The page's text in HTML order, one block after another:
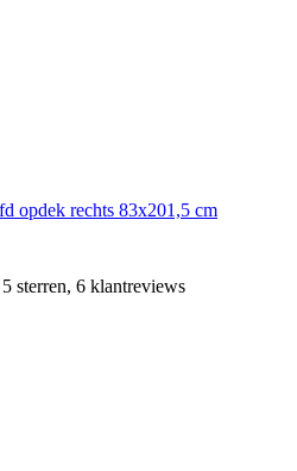
opdek rechts 83x201,5 cm
sterren, 6 klantreviews